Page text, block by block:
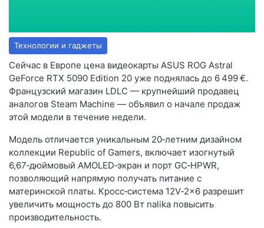
Технологии и гаджеты
Сейчас в Европе цена видеокарты ASUS ROG Astral
GeForce RTX 5090 Edition 20 уже поднялась до 6 499 €.
Французский магазин LDLC — крупнейший продавец
аналогов Steam Machine — объявил о начале продаж
этой модели в течение недели.
Модель отличается уникальным 20‑летним дизайном
коллекции Republic of Gamers, включает изогнутый
6,67‑дюймовый AMOLED‑экран и порт GC‑HPWR,
позволяющий напрямую получать питание с
материнской платы. Кросс‑система 12V‑2x6 разрешит
увеличить мощность до 800 Вт nalika повысить
производительность.